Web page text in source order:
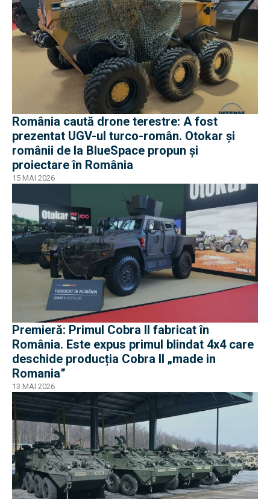
România caută drone terestre: A fost
prezentat UGV-ul turco-român. Otokar și
românii de la BlueSpace propun și
proiectare în România
15 MAI 2026
Premieră: Primul Cobra II fabricat în
România. Este expus primul blindat 4x4 care
deschide producția Cobra II „made in
Romania”
13 MAI 2026